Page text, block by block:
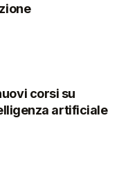
corsi su
artificiale